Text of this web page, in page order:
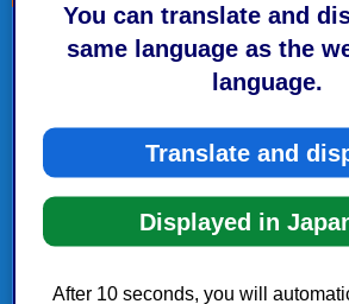
You can translate and
same language as the
language.
Translate and
Displayed in
After 10 seconds, you will
こちらの記事も読まれています
高齢者向け優良賃貸住宅
静岡市防災マップ
静岡市防災マップ（地震・津波・